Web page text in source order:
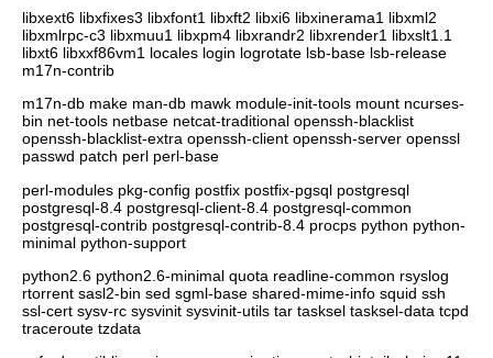
libxext6 libxfixes3 libxfont1 libxft2 libxi6 libxinerama1 libxml2
libxmlrpc-c3 libxmuu1 libxpm4 libxrandr2 libxrender1 libxslt1.1
libxt6 libxxf86vm1 locales login logrotate lsb-base lsb-release
m17n-contrib
m17n-db make man-db mawk module-init-tools mount ncurses-
bin net-tools netbase netcat-traditional openssh-blacklist
openssh-blacklist-extra openssh-client openssh-server openssl
passwd patch perl perl-base
perl-modules pkg-config postfix postfix-pgsql postgresql
postgresql-8.4 postgresql-client-8.4 postgresql-common
postgresql-contrib postgresql-contrib-8.4 procps python python-
minimal python-support
python2.6 python2.6-minimal quota readline-common rsyslog
rtorrent sasl2-bin sed sgml-base shared-mime-info squid ssh
ssl-cert sysv-rc sysvinit sysvinit-utils tar tasksel tasksel-data tcpd
traceroute tzdata